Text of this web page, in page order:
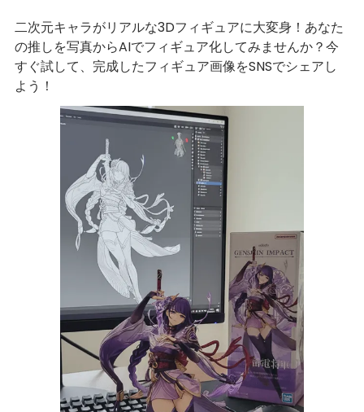
二次元キャラがリアルな3Dフィギュアに大変身！あなた
の推しを写真からAIでフィギュア化してみませんか？今
すぐ試して、完成したフィギュア画像をSNSでシェアし
よう！